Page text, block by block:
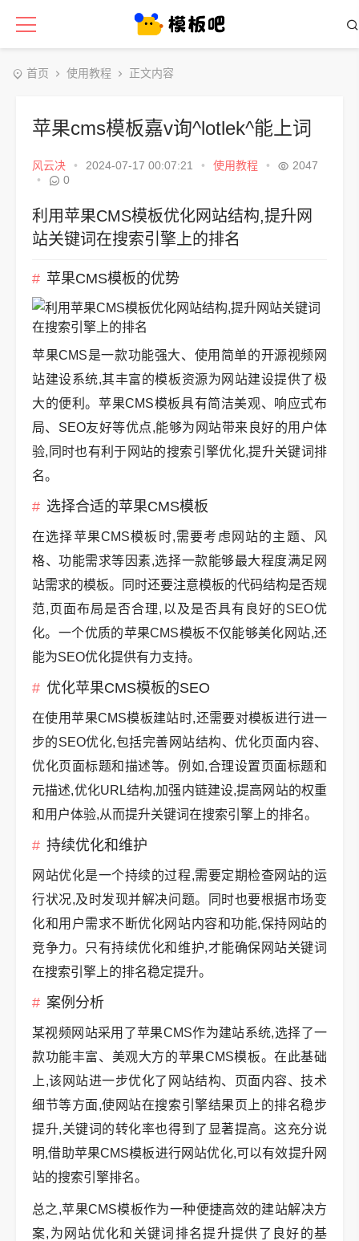
首页 使用教程 正文内容
苹果cms模板嘉v询^lotlek^能上词
风云决 • 2024-07-17 00:07:21 • 使用教程 •
2047
•
0
利用苹果CMS模板优化网站结构,提升网
站关键词在搜索引擎上的排名
苹果CMS模板的优势
苹果CMS是一款功能强大、使用简单的开源视频网
站建设系统,其丰富的模板资源为网站建设提供了极
大的便利。苹果CMS模板具有简洁美观、响应式布
局、SEO友好等优点,能够为网站带来良好的用户体
验,同时也有利于网站的搜索引擎优化,提升关键词排
名。
选择合适的苹果CMS模板
在选择苹果CMS模板时,需要考虑网站的主题、风
格、功能需求等因素,选择一款能够最大程度满足网
站需求的模板。同时还要注意模板的代码结构是否规
范,页面布局是否合理,以及是否具有良好的SEO优
化。一个优质的苹果CMS模板不仅能够美化网站,还
能为SEO优化提供有力支持。
优化苹果CMS模板的SEO
在使用苹果CMS模板建站时,还需要对模板进行进一
步的SEO优化,包括完善网站结构、优化页面内容、
优化页面标题和描述等。例如,合理设置页面标题和
元描述,优化URL结构,加强内链建设,提高网站的权重
和用户体验,从而提升关键词在搜索引擎上的排名。
持续优化和维护
网站优化是一个持续的过程,需要定期检查网站的运
行状况,及时发现并解决问题。同时也要根据市场变
化和用户需求不断优化网站内容和功能,保持网站的
竞争力。只有持续优化和维护,才能确保网站关键词
在搜索引擎上的排名稳定提升。
案例分析
某视频网站采用了苹果CMS作为建站系统,选择了一
款功能丰富、美观大方的苹果CMS模板。在此基础
上,该网站进一步优化了网站结构、页面内容、技术
细节等方面,使网站在搜索引擎结果页上的排名稳步
提升,关键词的转化率也得到了显著提高。这充分说
明,借助苹果CMS模板进行网站优化,可以有效提升网
站的搜索引擎排名。
总之,苹果CMS模板作为一种便捷高效的建站解决方
案,为网站优化和关键词排名提升提供了良好的基